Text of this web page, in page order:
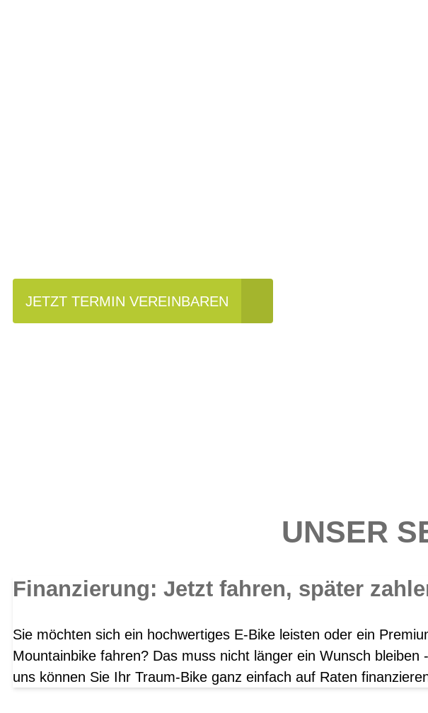
JETZT TERMIN VEREINBAREN
UNSER
Finanzierung: Jetzt fahren, später
Sie möchten sich ein hochwertiges E-Bike leisten oder ein
Mountainbike fahren? Das muss nicht länger ein Wunsch bleiben
uns können Sie Ihr Traum-Bike ganz einfach auf Raten